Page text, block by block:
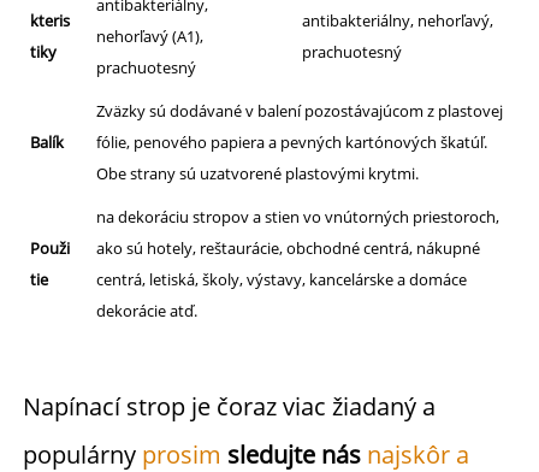
kteris
tiky
antibakteriálny,
nehorľavý (A1),
prachuotesný
antibakteriálny, nehorľavý,
prachuotesný
Balík
Zväzky sú dodávané v balení pozostávajúcom z plastovej
fólie, penového papiera a pevných kartónových škatúľ.
Obe strany sú uzatvorené plastovými krytmi.
Použi
tie
na dekoráciu stropov a stien vo vnútorných priestoroch,
ako sú hotely, reštaurácie, obchodné centrá, nákupné
centrá, letiská, školy, výstavy, kancelárske a domáce
dekorácie atď.
Napínací strop je čoraz viac žiadaný a
populárny prosim sledujte nás najskôr a